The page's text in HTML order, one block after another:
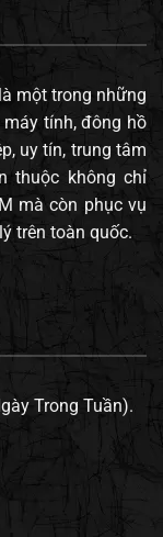
một trong những
tính, đông hồ
uy tín, trung tâm
thuộc không chỉ
mà còn phục vụ
trên toàn quốc.
Trong Tuần).